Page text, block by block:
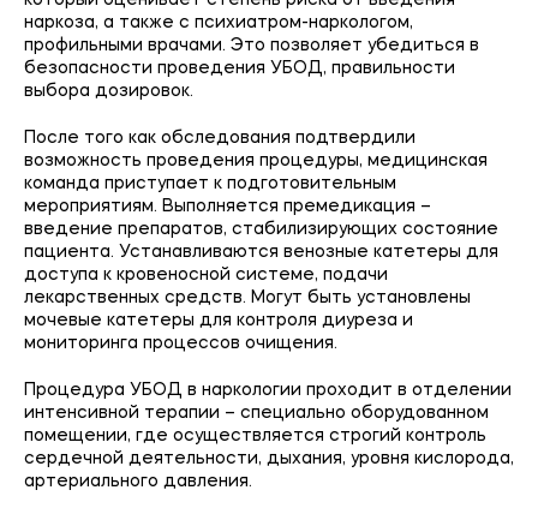
наркоза, а также с психиатром-наркологом,
профильными врачами. Это позволяет убедиться в
безопасности проведения УБОД, правильности
выбора дозировок.
После того как обследования подтвердили
возможность проведения процедуры, медицинская
команда приступает к подготовительным
мероприятиям. Выполняется премедикация –
введение препаратов, стабилизирующих состояние
пациента. Устанавливаются венозные катетеры для
доступа к кровеносной системе, подачи
лекарственных средств. Могут быть установлены
мочевые катетеры для контроля диуреза и
мониторинга процессов очищения.
Процедура УБОД в наркологии проходит в отделении
интенсивной терапии – специально оборудованном
помещении, где осуществляется строгий контроль
сердечной деятельности, дыхания, уровня кислорода,
артериального давления.